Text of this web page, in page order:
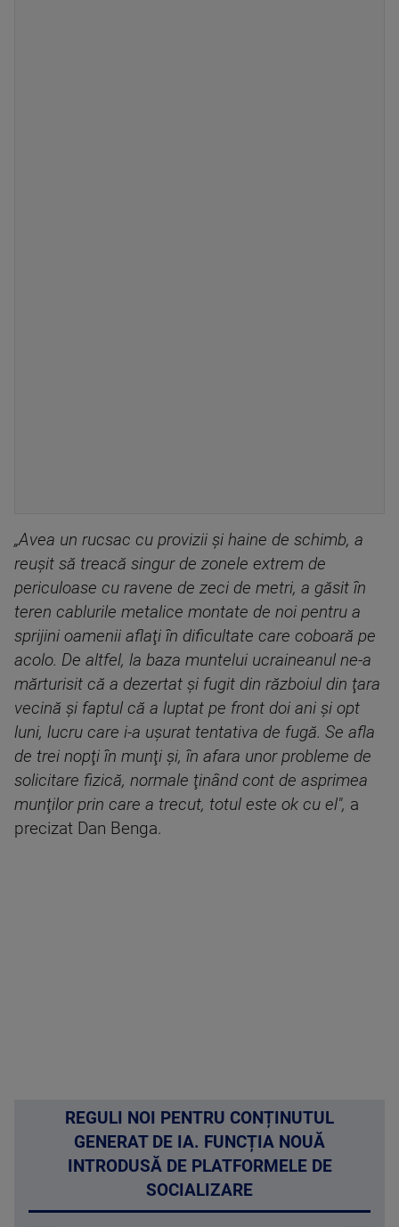
„Avea un rucsac cu provizii şi haine de schimb, a
reuşit să treacă singur de zonele extrem de
periculoase cu ravene de zeci de metri, a găsit în
teren cablurile metalice montate de noi pentru a
sprijini oamenii aflaţi în dificultate care coboară pe
acolo. De altfel, la baza muntelui ucraineanul ne-a
mărturisit că a dezertat şi fugit din războiul din ţara
vecină şi faptul că a luptat pe front doi ani şi opt
luni, lucru care i-a uşurat tentativa de fugă. Se afla
de trei nopţi în munţi şi, în afara unor probleme de
solicitare fizică, normale ţinând cont de asprimea
munţilor prin care a trecut, totul este ok cu el", a
precizat Dan Benga.
REGULI NOI PENTRU CONȚINUTUL
GENERAT DE IA. FUNCȚIA NOUĂ
INTRODUSĂ DE PLATFORMELE DE
SOCIALIZARE